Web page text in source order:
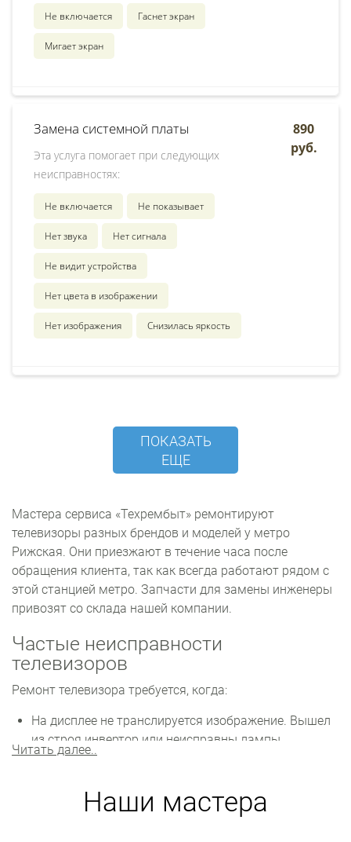
Не включается Гаснет экран
Мигает экран
Замена системной платы
Эта услуга помогает при следующих
неисправностях:
Не включается Не показывает
Нет звука Нет сигнала
Не видит устройства
Нет цвета в изображении
Нет изображения Снизилась яркость
890
руб.
ПОКАЗАТЬ
ЕЩЕ
Мастера сервиса «Техрембыт» ремонтируют
телевизоры разных брендов и моделей у метро
Рижская. Они приезжают в течение часа после
обращения клиента, так как всегда работают рядом с
этой станцией метро. Запчасти для замены инженеры
привозят со склада нашей компании.
Частые неисправности
телевизоров
Ремонт телевизора требуется, когда:
На дисплее не транслируется изображение. Вышел
из строя инвертор или неисправны лампы
подсветки. Детали необходимо заменить.
проблемы с прошивкой. Нужно устанавливать
новую или обновлять прошивку.
Читать далее..
Наши мастера